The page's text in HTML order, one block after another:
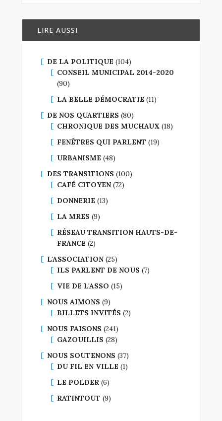
LIRE AUSSI
DE LA POLITIQUE (104)
CONSEIL MUNICIPAL 2014-2020
(90)
LA BELLE DÉMOCRATIE (11)
DE NOS QUARTIERS (80)
CHRONIQUE DES MUCHAUX (18)
FENÊTRES QUI PARLENT (19)
URBANISME (48)
DES TRANSITIONS (100)
CAFÉ CITOYEN (72)
DONNERIE (13)
LA MRES (9)
RÉSEAU TRANSITION HAUTS-DE-
FRANCE (2)
L'ASSOCIATION (25)
ILS PARLENT DE NOUS (7)
VIE DE L'ASSO (15)
NOUS AIMONS (9)
BILLETS INVITÉS (2)
NOUS FAISONS (241)
GAZOUILLIS (28)
NOUS SOUTENONS (37)
DU FIL EN VILLE (1)
LE POLDER (6)
RATINTOUT (9)